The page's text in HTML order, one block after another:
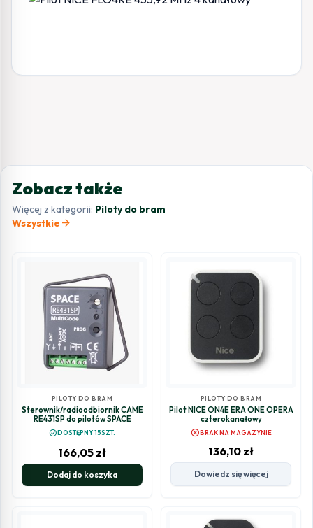
Zobacz także
Więcej z kategorii: Piloty do bram
Wszystkie arrow_forward
PILOTY DO BRAM
Sterownik/radioodbiornik CAME
RE431SP do pilotów SPACE
check_circleDOSTĘPNY 15SZT.
166,05 zł
Dodaj do koszyka
PILOTY DO BRAM
Pilot NICE ON4E ERA ONE OPERA
czterokanałowy
cancelBRAK NA MAGAZYNIE
136,10 zł
Dowiedz się więcej